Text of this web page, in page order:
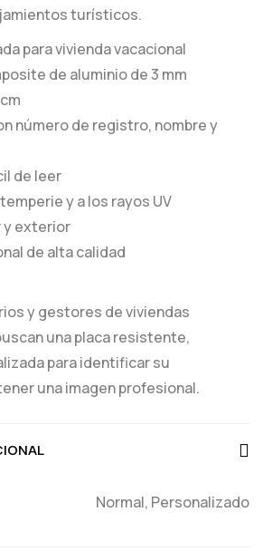
turísticos.
para vivienda vacacional
de aluminio de 3 mm
número de registro, nombre y
de leer
y a los rayos UV
y exterior
de alta calidad
y gestores de viviendas
una placa resistente,
para identificar su
una imagen profesional.
Normal, Personalizado